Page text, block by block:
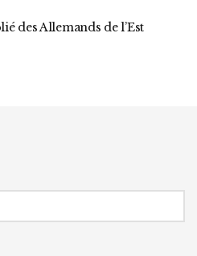
des Allemands de l’Est